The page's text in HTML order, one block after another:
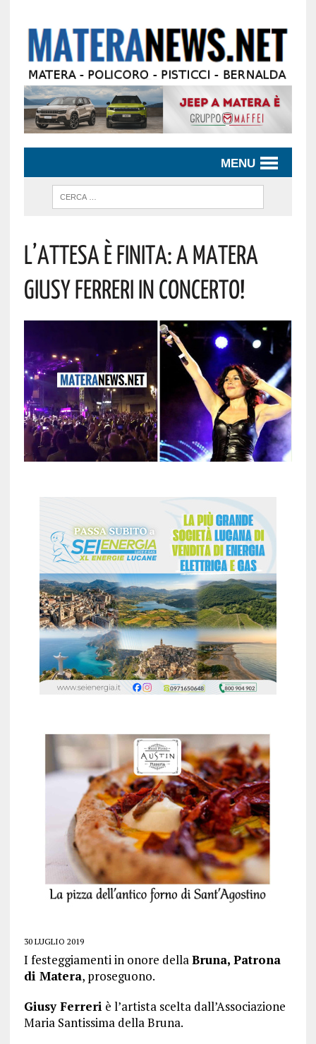
MENU
L’attesa È Finita: A Matera
Giusy Ferreri In Concerto!
30 LUGLIO 2019
I festeggiamenti in onore dellaBruna, Patrona
di Matera, proseguono.
Giusy Ferreri è l’artista scelta dall’Associazione
Maria Santissima della Bruna.